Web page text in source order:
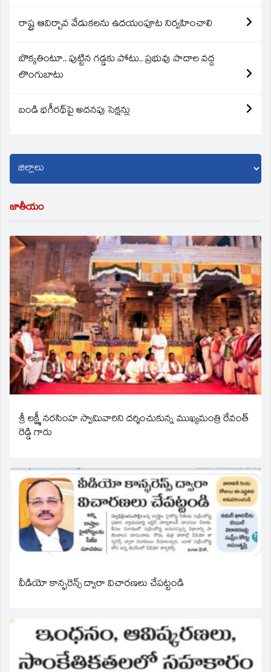
రాష్ట్ర ఆవిర్బావ వేడుకలను ఉదయంపూట నిర్వహించాలి
బొక్కతింటూ.. పుట్టిన గడ్డకు పోటు.. ప్రభువు పాదాల వద్ద
లొంగుబాటు
బండి భగీరథ్‌పై అదనపు సెక్షన్లు
జాతీయం
శ్రీ లక్ష్మీ నరసింహ స్వామివారిని దర్శించుకున్న ముఖ్యమంత్రి రేవంత్
రెడ్డి గారు
వీడియో కాన్ఫరెన్స్ ద్వారా విచారణలు చేపట్టండి